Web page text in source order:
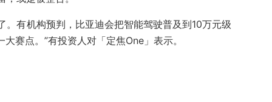
。有机构预判，比亚迪会把智能驾驶普及到10万元级
赛点。”有投资人对「定焦One」表示。